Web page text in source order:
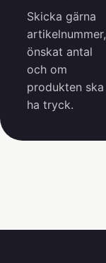
Skicka gärna
artikelnummer,
önskat antal
och om
produkten ska
ha tryck.